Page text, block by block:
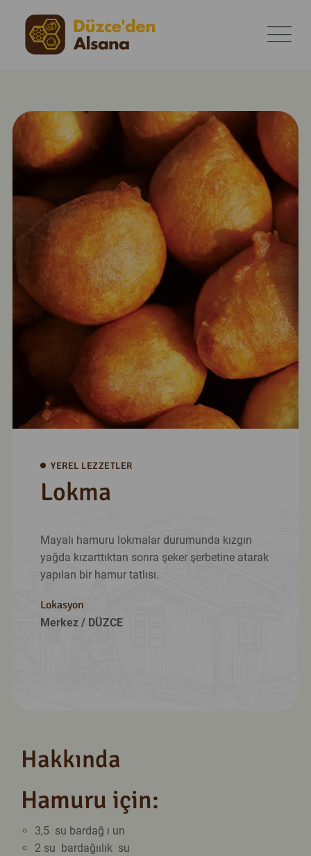
YEREL LEZZETLER
Lokma
Mayalı hamuru lokmalar durumunda kızgın
yağda kızarttıktan sonra şeker şerbetine atarak
yapılan bir hamur tatlısı.
Lokasyon
Merkez / DÜZCE
Hakkında
Hamuru için:
3,5 su bardağ ı un
2 su bardağıılık su